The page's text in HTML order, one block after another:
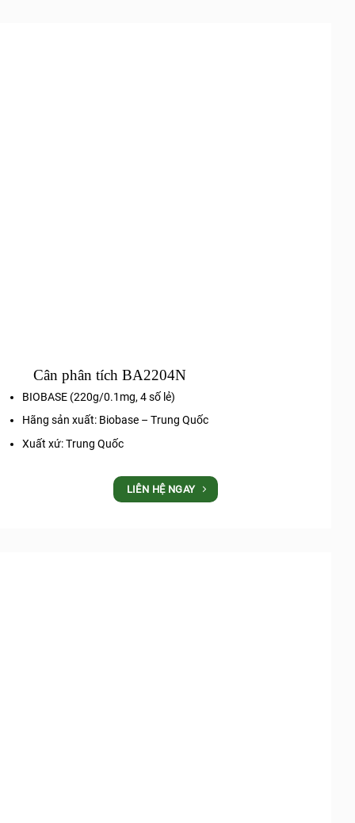
Cân phân tích BA2204N
BIOBASE (220g/0.1mg, 4 số lẻ)
Hãng sản xuất: Biobase – Trung Quốc
Xuất xứ: Trung Quốc
LIÊN HỆ NGAY